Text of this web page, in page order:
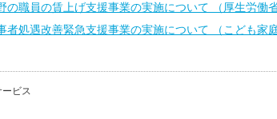
の職員の賃上げ支援事業の実施について （厚生労働省
者処遇改善緊急支援事業の実施について （こども家庭
ービス